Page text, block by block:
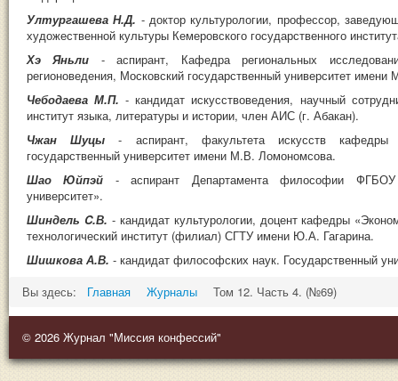
Ултургашева Н.Д. - доктор культурологии, профессор,
художественной культуры Кемеровского государственного
Хэ Яньли - аспирант, Кафедра региональных
регионоведения, Московский государственный университет
Чебодаева М.П.- кандидат искусствоведения, научный
институт языка, литературы и истории, член АИС (г. Абакан).
Чжан Шуцы - аспирант, факультета искусств кафедры
государственный университет имени М.В. Ломономсова.
Шао Юйпэй - аспирант Департамента философии
университет».
Шиндель C.В. - кандидат культурологии, доцент кафедры
технологический институт (филиал) СГТУ имени Ю.А. Гагарина.
Шишкова А.В. - кандидат философских наук. Государственный
Вы здесь:
Главная Журналы Том 12. Часть 4. (№69)
© 2026 Журнал "Миссия конфессий"